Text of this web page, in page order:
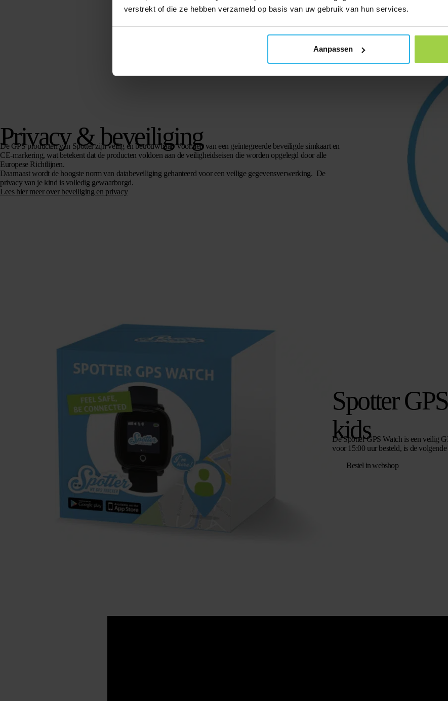
verstrekt of die ze hebben verzameld op basis van uw gebruik van hun services.
Aanpassen
Privacy & beveiliging
De GPS producten van Spotter zijn veilig en betrouwbaar. Voorzien van een geïntegreerde beveiligde simkaart en
CE-markering, wat betekent dat de producten voldoen aan de veiligheidseisen die worden opgelegd door alle
Europese Richtlijnen.
Daarnaast wordt de hoogste norm van databeveiliging gehanteerd voor een veilige gegevensverwerking. De
privacy van je kind is volledig gewaarborgd.
Lees hier meer over beveiliging en privacy
Spotter
kids
De Spotter GPS Watch is een veilig
voor 15:00 uur besteld, is de
Bestel in webshop